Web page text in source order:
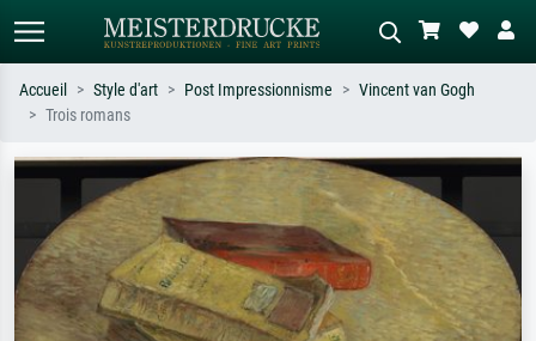
Recherchez par artiste, titre ou style –
ex. Monet, Nuit étoilée,
impressionnisme, vague de Hokusai,
nu.
Décrivez la scène – ex. prairie verte,
abstrait avec beaucoup de rouge,
tableau sombre, nu debout près d'un
arbre.
Accueil Style d'art Post Impressionnisme
Vincent van Gogh
Trois romans